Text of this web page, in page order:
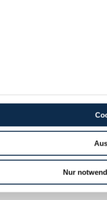
Nur